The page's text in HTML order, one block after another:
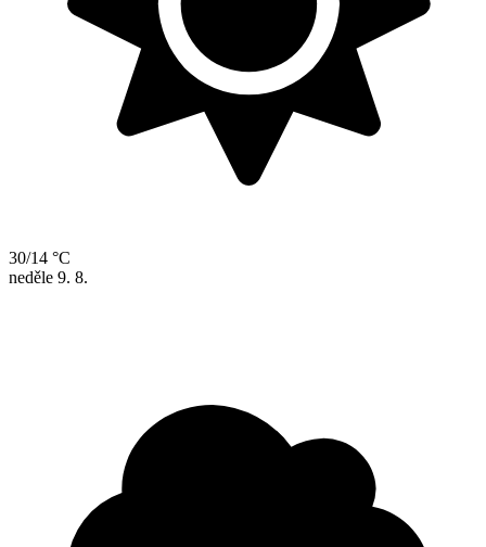
30/14 °C
neděle 9. 8.